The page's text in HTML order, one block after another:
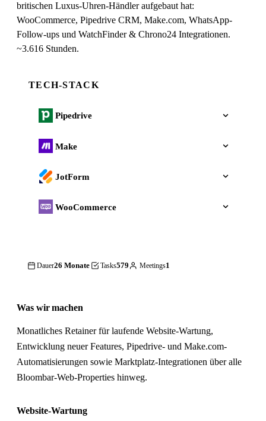
britischen Luxus-Uhren-Händler aufgebaut hat:
WooCommerce, Pipedrive CRM, Make.com, WhatsApp-
Follow-ups und WatchFinder & Chrono24 Integrationen.
~3.616 Stunden.
Dauer26 Monate Tasks579 Meetings1
Was wir machen
Monatliches Retainer für laufende Website-Wartung,
Entwicklung neuer Features, Pipedrive- und Make.com-
Automatisierungen sowie Marktplatz-Integrationen über alle
Bloombar-Web-Properties hinweg.
Website-Wartung
TECH-STACK
Pipedrive
Make
JotForm
WooCommerce